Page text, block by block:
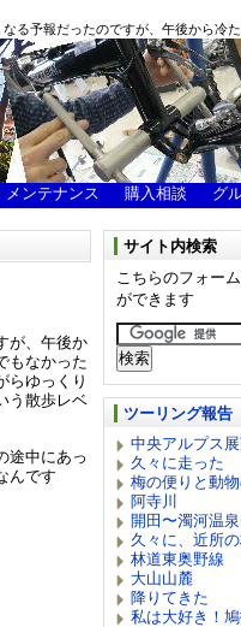
る予報だったのですが、午後から冷
メンテナンス 購入相談 グ
が、午後か
もなかった
らゆっくり
う散歩レベ
途中にあっ
んです
サイト内検索
こちらのフォー
ができます
ツーリング報告
中央アルプス
久々に走った
梅の便りと動
阿寺川
開田〜濁河温
久々に、近所
林道東奥野線
大山山麓
降りてきた
私は大好き！